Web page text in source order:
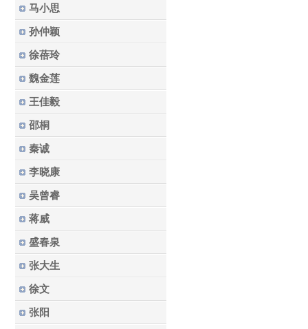
马小思
孙仲颖
徐蓓玲
魏金莲
王佳毅
邵桐
秦诚
李晓康
吴曾睿
蒋威
盛春泉
张大生
徐文
张阳